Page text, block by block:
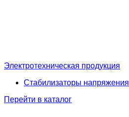
Электротехническая продукция
Стабилизаторы напряжения
Перейти в каталог